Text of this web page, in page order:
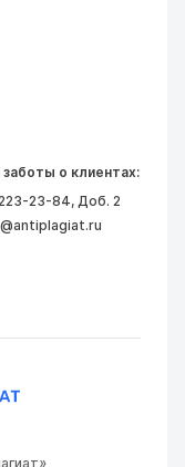
о клиентах:
23-84, Доб. 2